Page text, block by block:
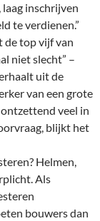
inschrijven
te verdienen.”
de top vijf van
niet slecht” –
uit de
van een grote
veel in
blijkt het
Helmen,
Als
bouwers dan